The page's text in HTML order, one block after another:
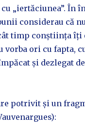
„iertăciunea”. În
considerau că
timp conștiința îți
ori cu fapta,
și dezlegat
potrivit și un